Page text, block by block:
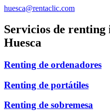
huesca@rentaclic.com
Servicios de
Huesca
Renting de ordenadores
Renting de portátiles
Renting de sobremesa